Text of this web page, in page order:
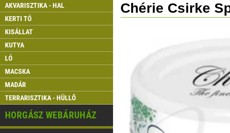
AKVARISZTIKA - HAL
KERTI TÓ
KISÁLLAT
KUTYA
LÓ
MACSKA
MADÁR
TERRARISZTIKA - HÜLLŐ
HORGÁSZ WEBÁRUHÁZ
Chérie Csirke